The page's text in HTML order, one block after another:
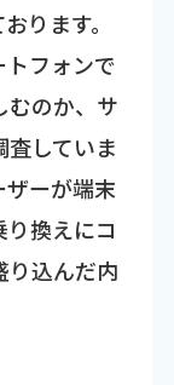
ります。
フォンで
むのか、サ
していま
ーが端末
換えにコ
り込んだ内